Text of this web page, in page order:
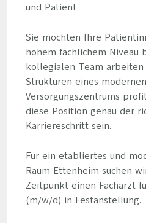
und Patient
Sie möchten Ihre
hohem fachlichem Niveau
kollegialen Team
Strukturen eines
Versorgungszentrums
diese Position genau der
Karriereschritt sein.
Für ein etabliertes und
Raum Ettenheim suchen
Zeitpunkt einen Facharzt
(m/w/d) in Festanstellung.